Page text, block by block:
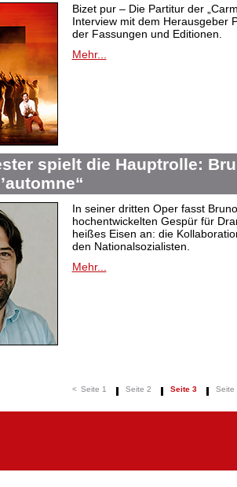
Bizet pur – Die Partitur der
Interview mit dem Herausgeber
der Fassungen und Editionen.
Mehr...
spielt die Hauptrolle:
In seiner dritten Oper fasst
hochentwickelten Gespür für
heißes Eisen an: die
den Nationalsozialisten.
Mehr...
< Seite 1 Seite 2 Seite 3 Seite